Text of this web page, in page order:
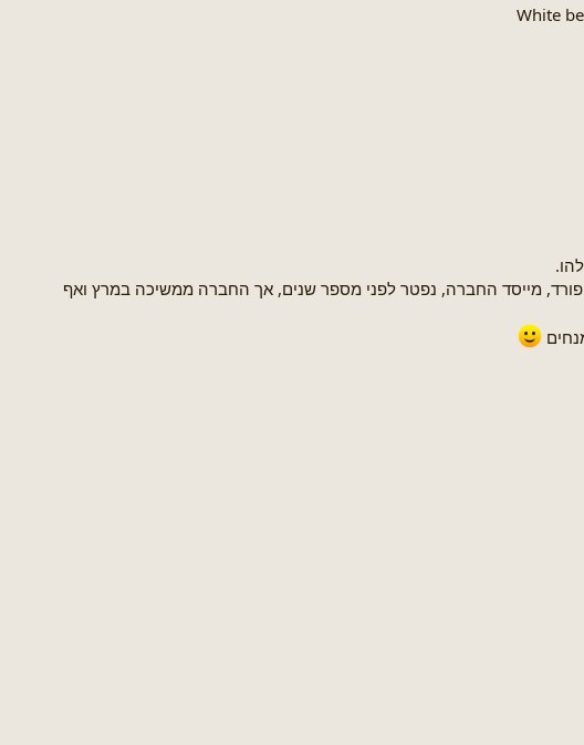
מייסד החברה, נפטר לפני מספר שנים, אך החברה ממשיכה במרץ ואף